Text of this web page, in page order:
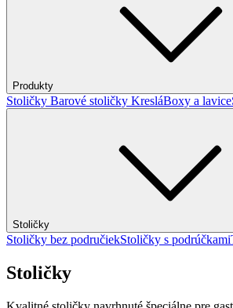
Produkty
Stoličky Barové stoličky KresláBoxy a lavice
Stoličky
Stoličky bez područiekStoličky s podrúčkami
Stoličky